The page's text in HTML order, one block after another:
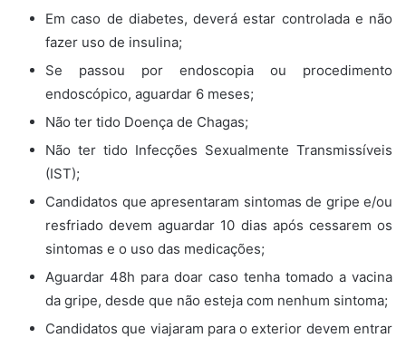
Em caso de diabetes, deverá estar controlada e não
fazer uso de insulina;
Se passou por endoscopia ou procedimento
endoscópico, aguardar 6 meses;
Não ter tido Doença de Chagas;
Não ter tido Infecções Sexualmente Transmissíveis
(IST);
Candidatos que apresentaram sintomas de gripe e/ou
resfriado devem aguardar 10 dias após cessarem os
sintomas e o uso das medicações;
Aguardar 48h para doar caso tenha tomado a vacina
da gripe, desde que não esteja com nenhum sintoma;
Candidatos que viajaram para o exterior devem entrar